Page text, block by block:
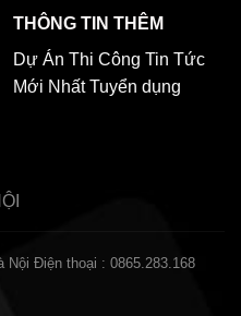
THÔNG TIN THÊM
Dự Án Thi Công Tin Tức
Mới Nhất Tuyển dụng
Nội Điện thoại : 0865.283.168